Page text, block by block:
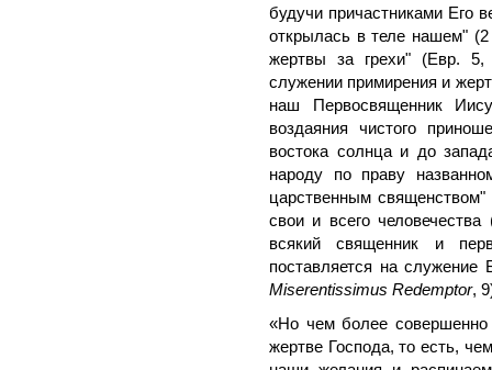
будучи причастниками Его
открылась в теле нашем"
жертвы за грехи" (Евр.
служении примирения и
наш Первосвященник
воздаяния чистого
востока солнца и до
народу по праву
царственным
свои и всего
всякий священник и
поставляется на
Miserentissimus Redemptor,
«Но чем более совершенно
жертве Господа, то есть,